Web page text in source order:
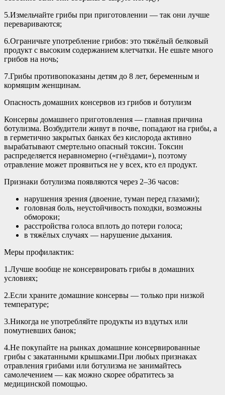
5.Измельчайте грибы при приготовлении — так они лучше
перевариваются;
6.Ограничьте употребление грибов: это тяжёлый белковый
продукт с высоким содержанием клетчатки. Не ешьте много
грибов на ночь;
7.Грибы противопоказаны детям до 8 лет, беременным и
кормящим женщинам.
Опасность домашних консервов из грибов и ботулизм
Консервы домашнего приготовления — главная причина
ботулизма. Возбудители живут в почве, попадают на грибы, а
в герметично закрытых банках без кислорода активно
вырабатывают смертельно опасный токсин. Токсин
распределяется неравномерно («гнёздами»), поэтому
отравление может проявиться не у всех, кто ел продукт.
Признаки ботулизма появляются через 2–36 часов:
нарушения зрения (двоение, туман перед глазами);
головная боль, неустойчивость походки, возможны
обмороки;
расстройства голоса вплоть до потери голоса;
в тяжёлых случаях — нарушение дыхания.
Меры профилактик:
1.Лучше вообще не консервировать грибы в домашних
условиях;
2.Если храните домашние консервы — только при низкой
температуре;
3.Никогда не употребляйте продукты из вздутых или
помутневших банок;
4.Не покупайте на рынках домашние консервированные
грибы с закатанными крышками.При любых признаках
отравления грибами или ботулизма не занимайтесь
самолечением — как можно скорее обратитесь за
медицинской помощью.